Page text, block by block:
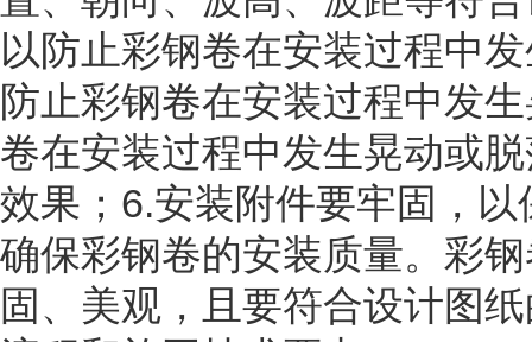
以防止彩钢卷在安装过程中
防止彩钢卷在安装过程中发
卷在安装过程中发生晃动或
效果；6.安装附件要牢固，
确保彩钢卷的安装质量。彩
固、美观，且要符合设计图